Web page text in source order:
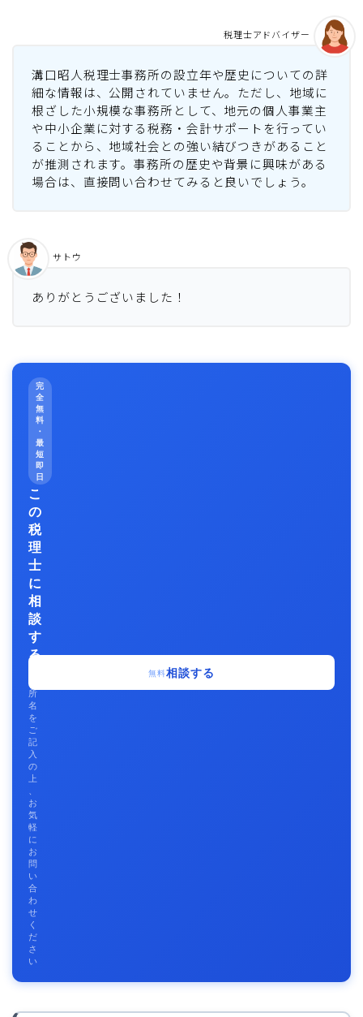
溝口昭人税理士事務所の設立年や歴史についての詳
細な情報は、公開されていません。ただし、地域に
根ざした小規模な事務所として、地元の個人事業主
や中小企業に対する税務・会計サポートを行ってい
ることから、地域社会との強い結びつきがあること
が推測されます。事務所の歴史や背景に興味がある
場合は、直接問い合わせてみると良いでしょう。
税理士アドバイザー
ありがとうございました！
サトウ
完
全
無
料
・
最
短
即
日
こ
の
税
理
士
に
相
談
す
る
所
名
を
ご
記
入
の
上
、
お
気
軽
に
お
問
い
合
わ
せ
く
だ
さ
い
無料相談する